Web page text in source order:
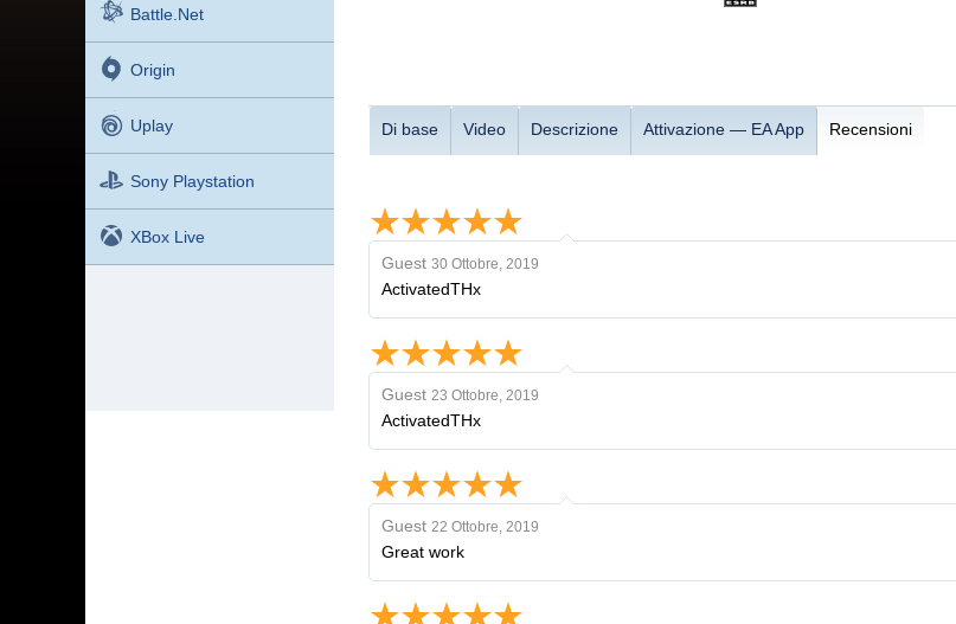
Battle.net
Origin
Uplay
Sony Playstation
XBox Live
Di base Video Descrizione Attivazione — EA App Recensioni
Guest 30 Ottobre, 2019
ActivatedTHx
Guest 23 Ottobre, 2019
ActivatedTHx
Guest 22 Ottobre, 2019
Great work